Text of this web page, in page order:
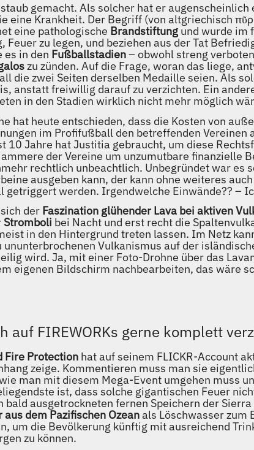
gemacht. Als solcher hat er augenscheinlich
Krankheit. Der Begriff (von altgriechisch πῦρ
eine pathologische Brandstiftung und wurde im
zu legen, und beziehen aus der Tat
es in den Fußballstadien– obwohl streng
zu zünden. Auf die Frage, woran das liege,
die zwei Seiten derselben Medaille seien. Als
anstatt freiwillig darauf zu verzichten. Ein
in den Stadien wirklich nicht mehr möglich
hat heute entschieden, dass die Kosten von
im Profifußball den betreffenden Vereinen
10 Jahre hat Justitia gebraucht, um diese
der Vereine um unzumutbare finanzielle
rechtlich unbeachtlich. Unbegründet war es
ausgeben kann, der kann ohne weiteres
getriggert werden. Irgendwelche Einwände?? –
der Faszination glühender Lava bei aktiven
Stromboli bei Nacht und erst recht die
in den Hintergrund treten lassen. Im Netz
Vulkanismus auf der
wird. Ja, mit einer Foto-Drohne über das
eigenen Bildschirm nachbearbeiten, das wäre
FIREWORKs gerne komplett
Fire Protection hat auf seinem FLICKR-Account
zeige. Kommentieren muss man sie
man mit diesem Mega-Event umgehen muss
ist, dass solche gigantischen Feuer
ausgetrockneten fernen Speichern der
dem Pazifischen Ozeanals Löschwasser zum
um die Bevölkerung künftig mit ausreichend
zu können.